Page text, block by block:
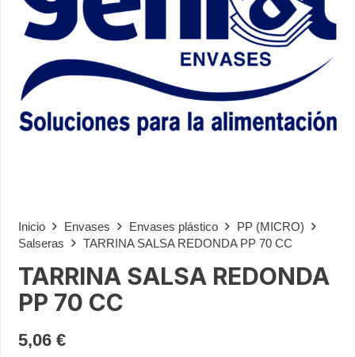
Inicio Envases Envases plástico
PP (MICRO)
Salseras
TARRINA SALSA REDONDA PP 70 CC
TARRINA SALSA REDONDA
PP 70 CC
5,06 €